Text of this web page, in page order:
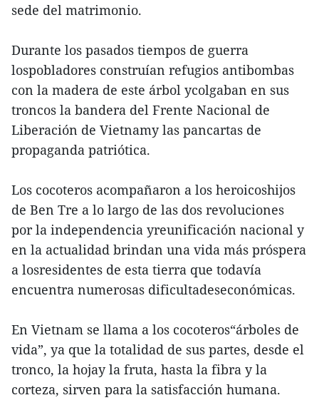
sede del matrimonio.
Durante los pasados tiempos de guerra
lospobladores construían refugios antibombas
con la madera de este árbol ycolgaban en sus
troncos la bandera del Frente Nacional de
Liberación de Vietnamy las pancartas de
propaganda patriótica.
Los cocoteros acompañaron a los heroicoshijos
de Ben Tre a lo largo de las dos revoluciones
por la independencia yreunificación nacional y
en la actualidad brindan una vida más próspera
a losresidentes de esta tierra que todavía
encuentra numerosas dificultadeseconómicas.
En Vietnam se llama a los cocoteros“árboles de
vida”, ya que la totalidad de sus partes, desde el
tronco, la hojay la fruta, hasta la fibra y la
corteza, sirven para la satisfacción humana.